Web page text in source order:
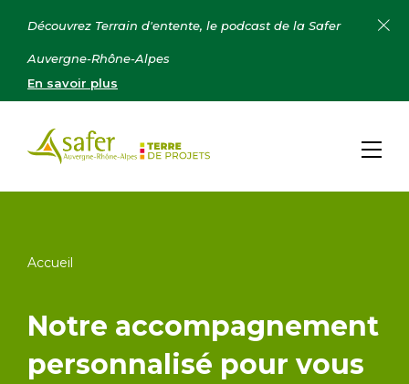
Découvrez Terrain d'entente, le podcast de la Safer
Auvergne-Rhône-Alpes
En savoir plus
Accueil
Notre accompagnement
personnalisé pour vous